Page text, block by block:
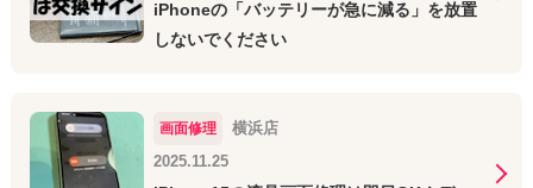
iPhoneの「バッテリーが急に減る」を放置
しないでください
画面修理
横浜店
2025.11.25